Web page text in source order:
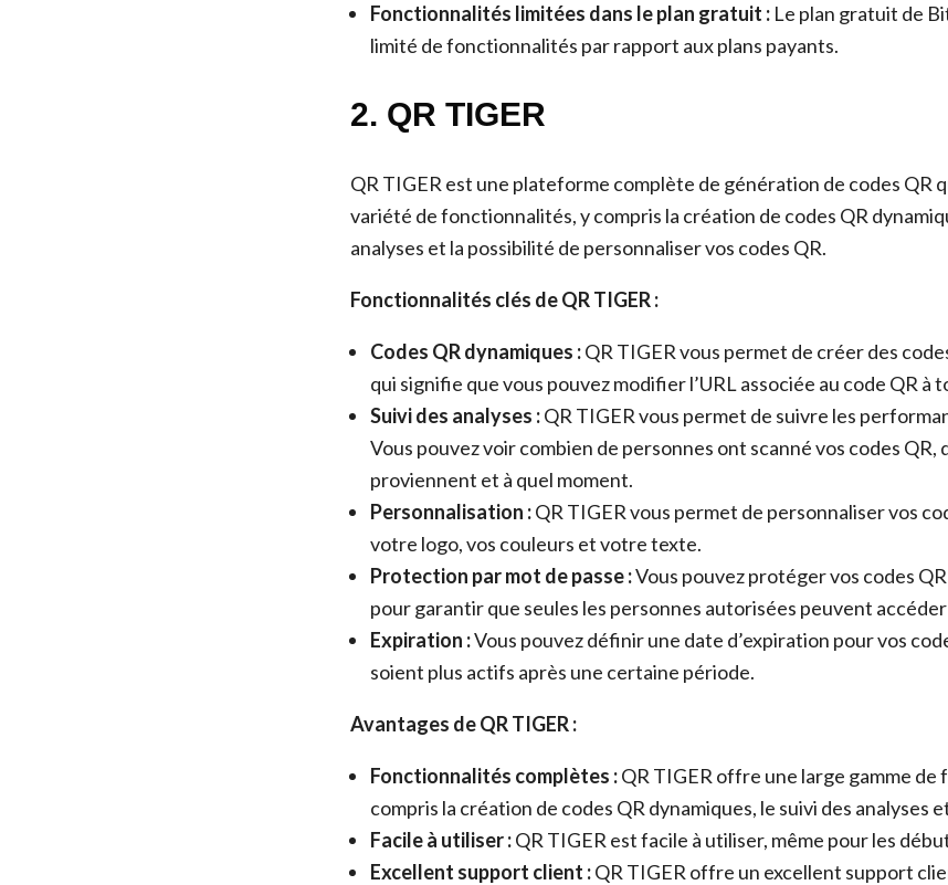
Fonctionnalités limitées dans le plan gratuit : Le plan gratuit de
limité de fonctionnalités par rapport aux plans payants.
2. QR TIGER
QR TIGER est une plateforme complète de génération de codes QR
variété de fonctionnalités, y compris la création de codes QR
analyses et la possibilité de personnaliser vos codes QR.
Fonctionnalités clés de QR TIGER :
Codes QR dynamiques :QR TIGER vous permet de créer des
qui signifie que vous pouvez modifier l’URL associée au code QR à
Suivi des analyses :QR TIGER vous permet de suivre les
Vous pouvez voir combien de personnes ont scanné vos codes QR,
proviennent et à quel moment.
Personnalisation :QR TIGER vous permet de personnaliser vos
votre logo, vos couleurs et votre texte.
Protection par mot de passe :Vous pouvez protéger vos codes
pour garantir que seules les personnes autorisées peuvent
Expiration :Vous pouvez définir une date d’expiration pour vos
soient plus actifs après une certaine période.
Avantages de QR TIGER :
Fonctionnalités complètes :QR TIGER offre une large gamme
compris la création de codes QR dynamiques, le suivi des analyses
Facile à utiliser :QR TIGER est facile à utiliser, même pour les
Excellent support client :QR TIGER offre un excellent support